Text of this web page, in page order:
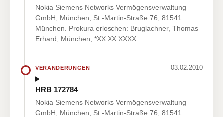
Nokia Siemens Networks Vermögensverwaltung
GmbH, München, St.-Martin-Straße 76, 81541
München. Prokura erloschen: Bruglachner, Thomas
Erhard, München, *XX.XX.XXXX.
VERÄNDERUNGEN 03.02.2010
HRB 172784
Nokia Siemens Networks Vermögensverwaltung
GmbH, München, St.-Martin-Straße 76, 81541